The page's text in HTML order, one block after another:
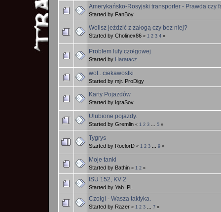
Amerykańsko-Rosyjski transporter - Prawda czy
Started by FanBoy
Wolisz jeździć z załogą czy bez niej?
Started by Cholinex86 « 1 2 3 4 »
Problem lufy czołgowej
Started by Haratacz
wot.. ciekawostki
Started by mjr. ProDigy
Karty Pojazdów
Started by IgraSov
Ulubione pojazdy.
Started by Gremlin « 1 2 3 5 »
Tygrys
Started by RoclorD « 1 2 3 9 »
Moje tanki
Started by Bathin « 1 2 »
ISU 152, KV 2
Started by Yab_PL
Czołgi - Wasza taktyka.
Started by Razer « 1 2 3 7 »